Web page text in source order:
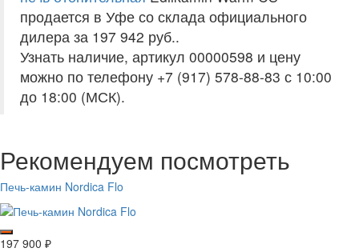
продается в Уфе со склада официального
дилера за 197 942 руб..
Узнать наличие, артикул 00000598 и цену
можно по телефону +7 (917) 578-88-83 с 10:00
до 18:00 (МСК).
Рекомендуем посмотреть
Печь-камин Nordica Flo
197 900 ₽